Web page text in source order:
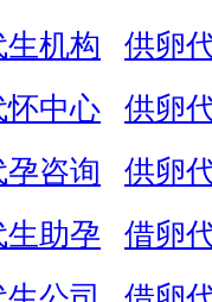
机构 供卵
怀中心 供卵
咨询 供卵
助孕 借卵